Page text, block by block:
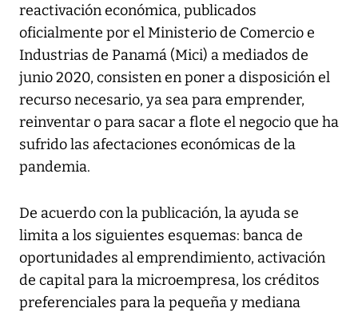
reactivación económica, publicados
oficialmente por el Ministerio de Comercio e
Industrias de Panamá (Mici) a mediados de
junio 2020, consisten en poner a disposición el
recurso necesario, ya sea para emprender,
reinventar o para sacar a flote el negocio que ha
sufrido las afectaciones económicas de la
pandemia.
De acuerdo con la publicación, la ayuda se
limita a los siguientes esquemas: banca de
oportunidades al emprendimiento, activación
de capital para la microempresa, los créditos
preferenciales para la pequeña y mediana